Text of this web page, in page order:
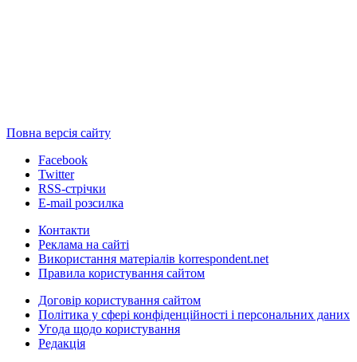
Повна версія сайту
Facebook
Twitter
RSS-стрічки
E-mail розсилка
Контакти
Реклама на сайті
Використання матеріалів korrespondent.net
Правила користування сайтом
Договір користування сайтом
Політика у сфері конфіденційності і персональних даних
Угода щодо користування
Редакція